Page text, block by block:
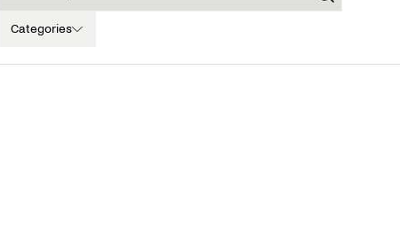
Categories